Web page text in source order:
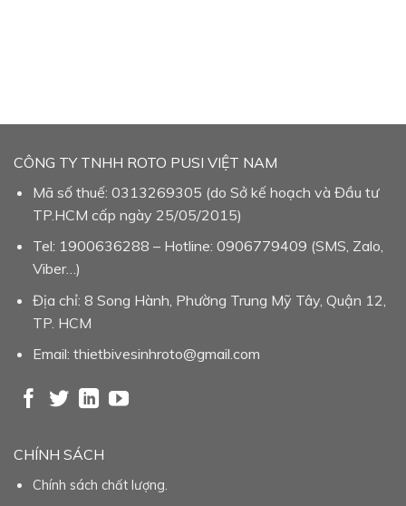
CÔNG TY TNHH ROTO PUSI VIỆT NAM
Mã số thuế: 0313269305 (do Sở kế hoạch và Đầu tư
TP.HCM cấp ngày 25/05/2015)
Tel: 1900636288 – Hotline: 0906779409 (SMS, Zalo,
Viber…)
Địa chỉ: 8 Song Hành, Phường Trung Mỹ Tây, Quận 12,
TP. HCM
Email: thietbivesinhroto@gmail.com
CHÍNH SÁCH
Chính sách chất lượng.